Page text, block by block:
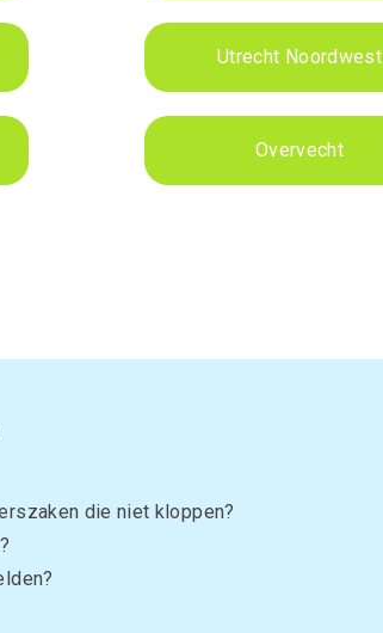
Utrecht Noordwest
Overvecht
die niet kloppen?